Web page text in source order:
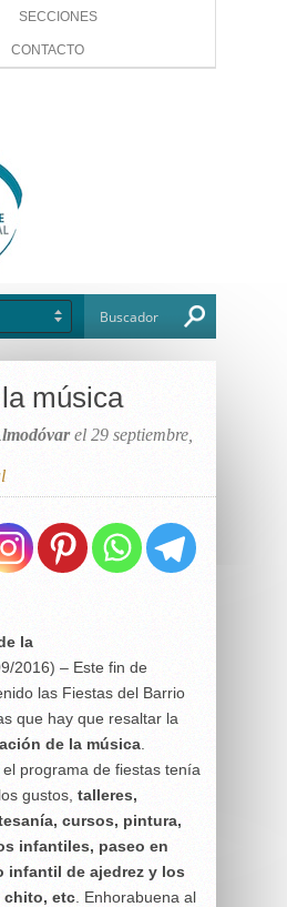
SECCIONES
CONTACTO
música
el 29 septiembre,
la
2016) – Este fin de
las Fiestas del Barrio
que hay que resaltar la
de la música
programa de fiestas tenía
gustos, talleres,
cursos, pintura,
infantiles, paseo en
infantil de ajedrez y los
chito, etc . Enhorabuena al